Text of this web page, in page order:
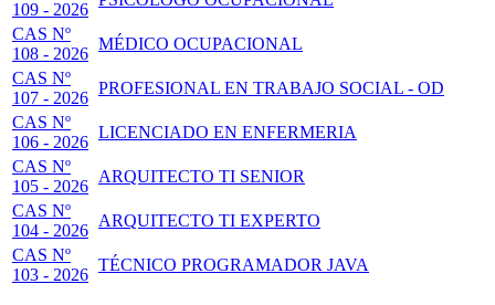
109 - 2026
CAS Nº
108 - 2026
MÉDICO OCUPACIONAL
CAS Nº
107 - 2026
PROFESIONAL EN TRABAJO SOCIAL - OD
CAS Nº
106 - 2026
LICENCIADO EN ENFERMERIA
CAS Nº
105 - 2026
ARQUITECTO TI SENIOR
CAS Nº
104 - 2026
ARQUITECTO TI EXPERTO
CAS Nº
103 - 2026
TÉCNICO PROGRAMADOR JAVA